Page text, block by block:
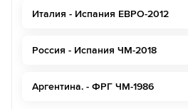
Италия - Испания ЕВРО-2012
Россия - Испания ЧМ-2018
Аргентина. - ФРГ ЧМ-1986